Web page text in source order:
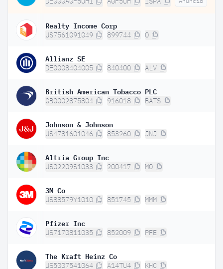
Realty Income Corp
US7561091049 899744 O
Allianz SE
DE0008404005 840400 ALV
British American Tobacco PLC
GB0002875804 916018 BATS
Johnson & Johnson
US4781601046 853260 JNJ
Altria Group Inc
US02209S1033 200417 MO
3M Co
US88579Y1010 851745 MMM
Pfizer Inc
US7170811035 852009 PFE
The Kraft Heinz Co
US5007541064 A14TU4 KHC